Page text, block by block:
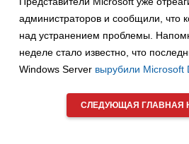
администраторов и сообщили, что
над устранением проблемы.
неделе стало известно, что
Windows Server вырубили Microsoft
СЛЕДУЮЩАЯ ГЛАВНАЯ